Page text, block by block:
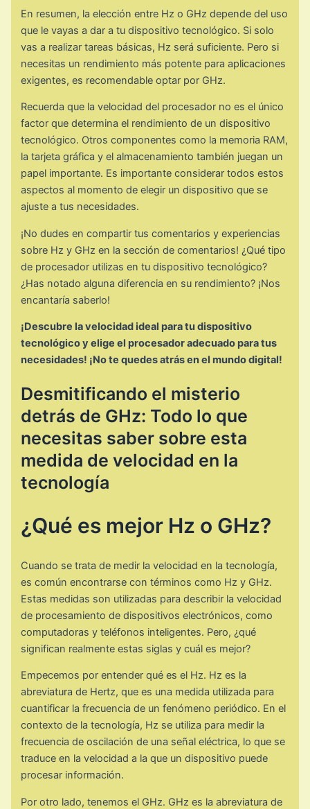
En resumen, la elección entre Hz o GHz depende del uso
que le vayas a dar a tu dispositivo tecnológico. Si solo
vas a realizar tareas básicas, Hz será suficiente. Pero si
necesitas un rendimiento más potente para aplicaciones
exigentes, es recomendable optar por GHz.
Recuerda que la velocidad del procesador no es el único
factor que determina el rendimiento de un dispositivo
tecnológico. Otros componentes como la memoria RAM,
la tarjeta gráfica y el almacenamiento también juegan un
papel importante. Es importante considerar todos estos
aspectos al momento de elegir un dispositivo que se
ajuste a tus necesidades.
¡No dudes en compartir tus comentarios y experiencias
sobre Hz y GHz en la sección de comentarios! ¿Qué tipo
de procesador utilizas en tu dispositivo tecnológico?
¿Has notado alguna diferencia en su rendimiento? ¡Nos
encantaría saberlo!
¡Descubre la velocidad ideal para tu dispositivo
tecnológico y elige el procesador adecuado para tus
necesidades! ¡No te quedes atrás en el mundo digital!
Desmitificando el misterio
detrás de GHz: Todo lo que
necesitas saber sobre esta
medida de velocidad en la
tecnología
¿Qué es mejor Hz o GHz?
Cuando se trata de medir la velocidad en la tecnología,
es común encontrarse con términos como Hz y GHz.
Estas medidas son utilizadas para describir la velocidad
de procesamiento de dispositivos electrónicos, como
computadoras y teléfonos inteligentes. Pero, ¿qué
significan realmente estas siglas y cuál es mejor?
Empecemos por entender qué es el Hz. Hz es la
abreviatura de Hertz, que es una medida utilizada para
cuantificar la frecuencia de un fenómeno periódico. En el
contexto de la tecnología, Hz se utiliza para medir la
frecuencia de oscilación de una señal eléctrica, lo que se
traduce en la velocidad a la que un dispositivo puede
procesar información.
Por otro lado, tenemos el GHz. GHz es la abreviatura de